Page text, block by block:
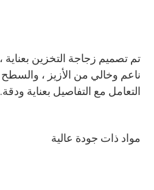
التعامل مع التفاصيل بعناية ودقة.
مواد ذات جودة عالية